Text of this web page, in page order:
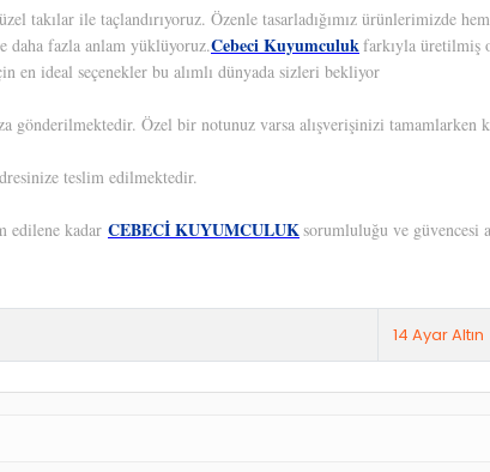
takılar ile taçlandırıyoruz. Özenle tasarladığımız ürünlerimizde
daha fazla anlam yüklüyoruz.Cebeci Kuyumculukfarkıyla üretilmiş
en ideal seçenekler bu alımlı dünyada sizleri bekliyor
gönderilmektedir. Özel bir notunuz varsa alışverişinizi tamamlarken
teslim edilmektedir.
edilene kadar CEBECİ KUYUMCULUKsorumluluğu ve güvencesi
14 Ayar Altın